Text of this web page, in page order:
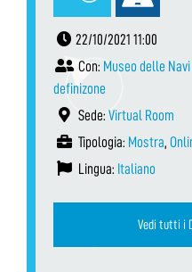
22/10/2021 11:00
Con: Museo delle
definizone
Sede: Virtual Room
Tipologia: Mostra,
Lingua: Italiano
Vedi tutti i